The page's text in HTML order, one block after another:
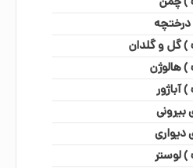
گل و گلدان
هالوژن
لوستر